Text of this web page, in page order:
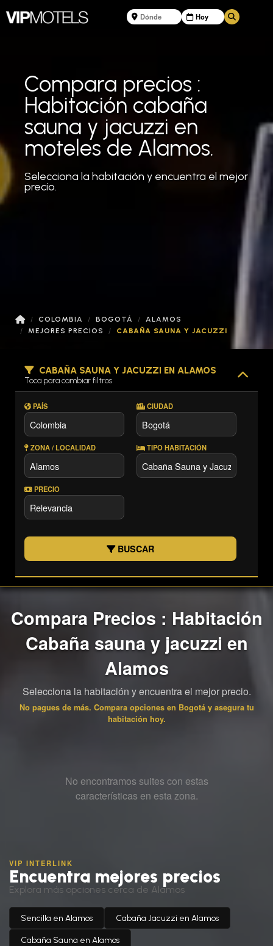
Compara precios :
Habitación cabaña
sauna y jacuzzi en
moteles de Alamos.
Selecciona la habitación y encuentra el mejor
precio.
COLOMBIA BOGOTÁ
ALAMOS
MEJORES PRECIOS
CABAÑA SAUNA Y JACUZZI
CABAÑA SAUNA Y JACUZZI EN ALAMOS
Toca para cambiar filtros
PAÍS CIUDAD
ZONA / LOCALIDAD TIPO HABITACIÓN
PRECIO
BUSCAR
Compara Precios : Habitación
Cabaña sauna y jacuzzi en
Alamos
Selecciona la habitación y encuentra el mejor precio.
No pagues de más. Compara opciones en Bogotá y asegura tu
habitación hoy.
No encontramos suites con estas
características en esta zona.
VIP INTERLINK
Encuentra mejores precios
Explora más opciones cerca de Alamos
Sencilla en Alamos Cabaña Jacuzzi en Alamos
Cabaña Sauna en Alamos